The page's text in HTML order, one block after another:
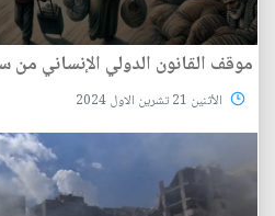
موقف القانون الدولي الإنساني من
الأثنين 21 تشرين الاول 2024